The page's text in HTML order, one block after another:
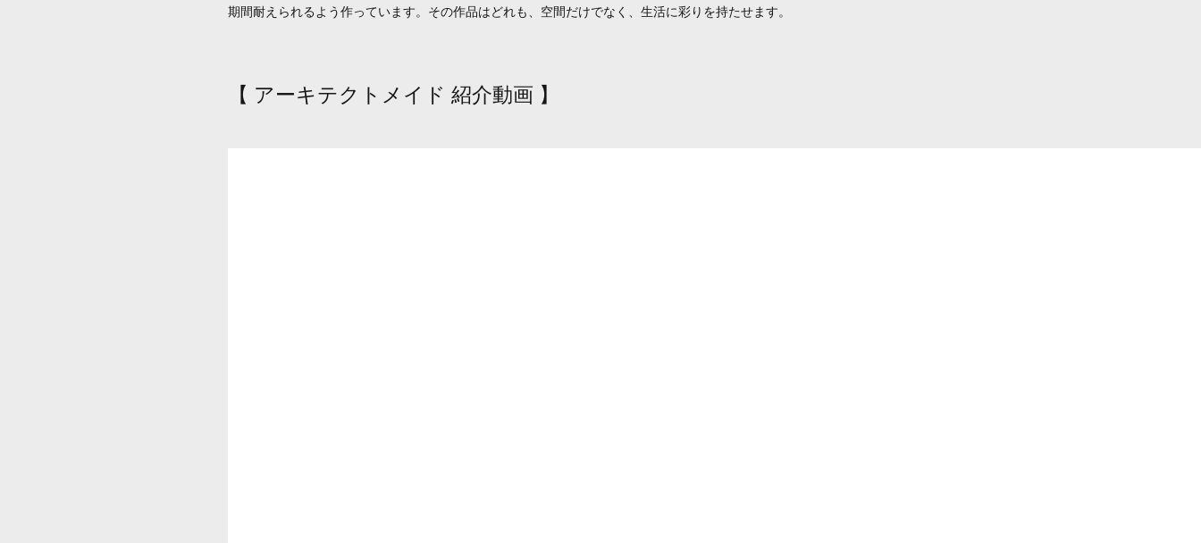
期間耐えられるよう作っています。その作品はどれも、空間だけでなく、生活に彩りを持たせます。
【 アーキテクトメイド 紹介動画 】